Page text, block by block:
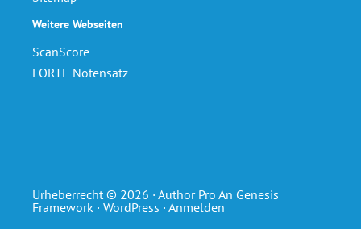
Weitere Webseiten
ScanScore
FORTE Notensatz
Urheberrecht © 2026 · Author Pro An Genesis
Framework · WordPress · Anmelden